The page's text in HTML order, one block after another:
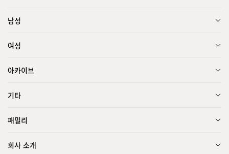
남성
여성
아카이브
기타
패밀리
회사 소개